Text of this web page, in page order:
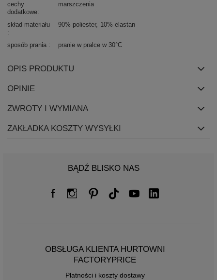
cechy
dodatkowe
marszczenia
skład materiału 90% poliester 10% elastan
sposób prania pranie w pralce w 30°C
OPIS PRODUKTU
OPINIE
ZWROTY I WYMIANA
ZAKŁADKA KOSZTY WYSYŁKI
BĄDŹ BLISKO NAS
OBSŁUGA KLIENTA HURTOWNI
FACTORYPRICE
Płatności i koszty dostawy